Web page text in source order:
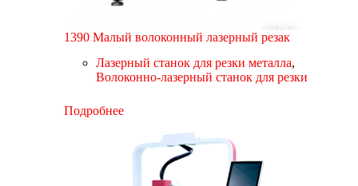
1390 Малый волоконный лазерный резак
Лазерный станок для резки металла,
Волоконно-лазерный станок для резки
Подробнее